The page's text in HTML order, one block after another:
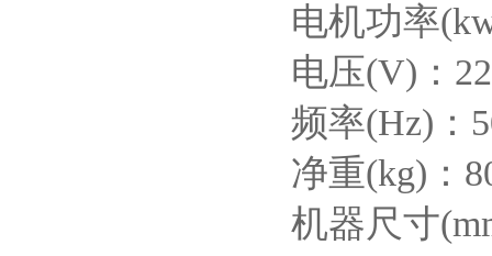
电机功率
电压(V)：
频率(Hz)：
净重(kg)：
机器尺寸